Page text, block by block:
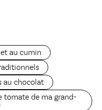
au cumin
au chocolat
tomate de ma grand-